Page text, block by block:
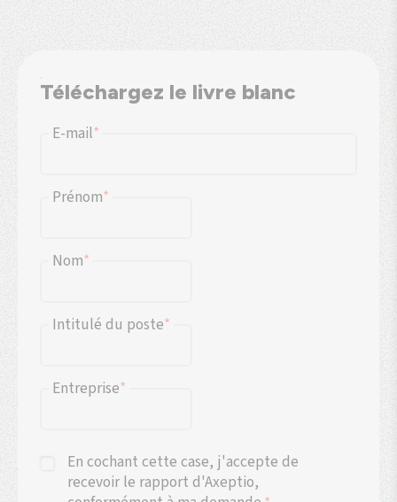
Téléchargez le livre blanc
E-mail*
Prénom*
Nom*
Intitulé du poste*
Entreprise*
En cochant cette case, j'accepte de
recevoir le rapport d'Axeptio,